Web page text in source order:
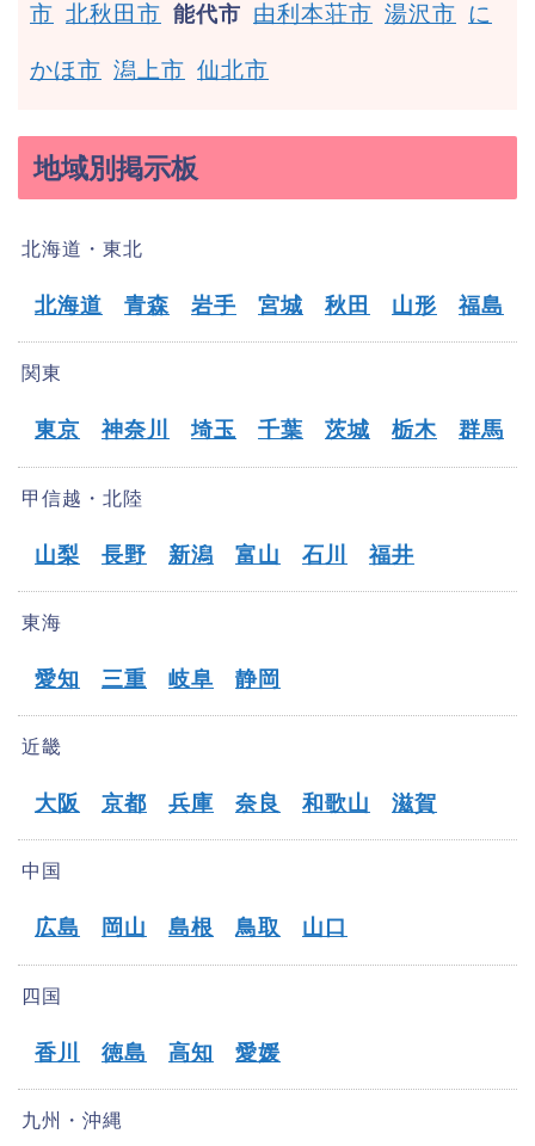
市 北秋田市 能代市 由利本荘市 湯沢市 に
かほ市 潟上市 仙北市
地域別掲示板
北海道・東北
北海道 青森 岩手 宮城 秋田 山形 福島
関東
東京 神奈川 埼玉 千葉 茨城 栃木 群馬
甲信越・北陸
山梨 長野 新潟 富山 石川 福井
東海
愛知 三重 岐阜 静岡
近畿
大阪 京都 兵庫 奈良 和歌山 滋賀
中国
広島 岡山 島根 鳥取 山口
四国
香川 徳島 高知 愛媛
九州・沖縄